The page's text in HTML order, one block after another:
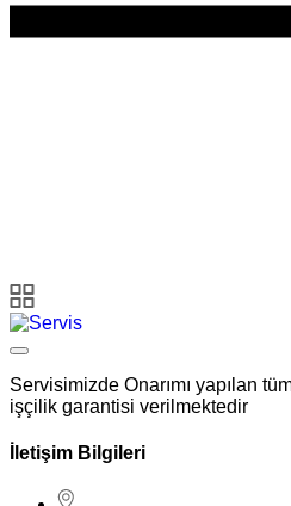
Servisimizde Onarımı yapılan
işçilik garantisi verilmektedir
İletişim Bilgileri